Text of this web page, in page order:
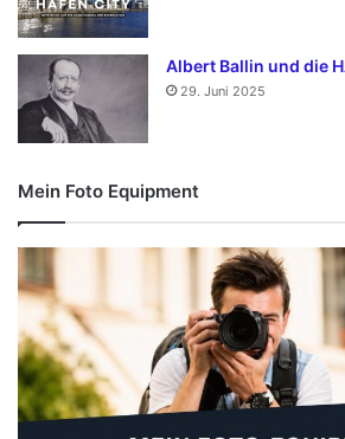
Albert Ballin und die
29. Juni 2025
Mein Foto Equipment